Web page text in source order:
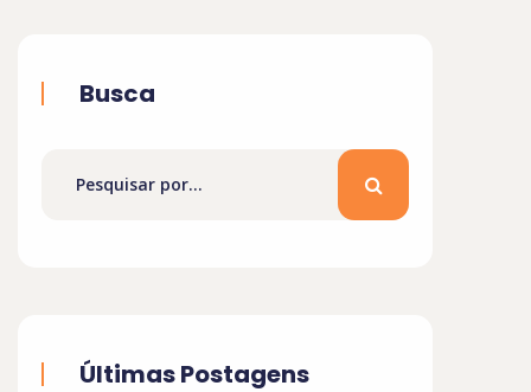
Busca
Últimas Postagens